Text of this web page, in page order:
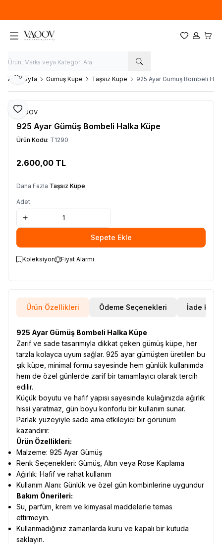
Favorilerim
Hesabım
Ana Sayfa Gümüş Küpe Taşsız Küpe 925 Ayar Gümüş Bombeli
Favoriye Ekle
Paylaş
VAOOV
925 Ayar Gümüş Bombeli Halka Küpe
Ürün Kodu: T1290
2.600,00 TL
Daha Fazla Taşsız Küpe
Adet
Sepete Ekle
Koleksiyon Fiyat Alarmı
Ürün Özellikleri Ödeme Seçenekleri İade
925 Ayar Gümüş Bombeli Halka Küpe
Zarif ve sade tasarımıyla dikkat çeken gümüş küpe, her
tarzla kolayca uyum sağlar. 925 ayar gümüşten üretilen bu
şık küpe, minimal formu sayesinde hem günlük kullanımda
hem de özel günlerde zarif bir tamamlayıcı olarak tercih
edilir.
Küçük boyutu ve hafif yapısı sayesinde kulağınızda ağırlık
hissi yaratmaz, gün boyu konforlu bir kullanım sunar.
Parlak yüzeyiyle sade ama etkileyici bir görünüm
kazandırır.
Ürün Özellikleri:
Malzeme: 925 Ayar Gümüş
Renk Seçenekleri: Gümüş, Altın veya Rose Kaplama
Ağırlık: Hafif ve rahat kullanım
Kullanım Alanı: Günlük ve özel gün kombinlerine uygundur
Bakım Önerileri:
Su, parfüm, krem ve kimyasal maddelerle temas
ettirmeyin.
Kullanmadığınız zamanlarda kuru ve kapalı bir kutuda
saklayın.